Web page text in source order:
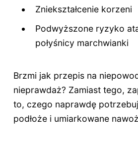
Zniekształcenie korzeni
Podwyższone ryzyko
połyśnicy marchwianki
Brzmi jak przepis na
nieprawdaż? Zamiast tego,
to, czego naprawdę
podłoże i umiarkowane